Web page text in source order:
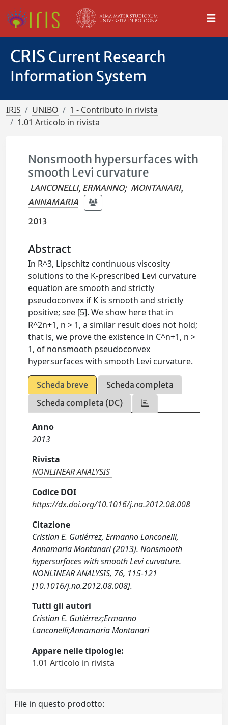
CRIS Current Research
Information System
IRIS UNIBO
1 - Contributo in rivista
1.01 Articolo in rivista
Nonsmooth hypersurfaces with
smooth Levi curvature
LANCONELLI, ERMANNO; MONTANARI,
ANNAMARIA
2013
Abstract
In R^3, Lipschitz continuous viscosity
solutions to the K-prescribed Levi curvature
equation are smooth and strictly
pseudoconvex if K is smooth and strictly
positive; see [5]. We show here that in
R^2n+1, n > 1, a similar result does not hold;
that is, we prove the existence in C^n+1, n >
1, of nonsmooth pseudoconvex
hypersurfaces with smooth Levi curvature.
Scheda breve
Scheda completa
Scheda completa (DC)
Anno
2013
Rivista
NONLINEAR ANALYSIS
Codice DOI
https://dx.doi.org/10.1016/j.na.2012.08.008
Citazione
Cristian E. Gutiérrez, Ermanno Lanconelli,
Annamaria Montanari (2013). Nonsmooth
hypersurfaces with smooth Levi curvature.
NONLINEAR ANALYSIS, 76, 115-121
[10.1016/j.na.2012.08.008].
Tutti gli autori
Cristian E. Gutiérrez;Ermanno
Lanconelli;Annamaria Montanari
Appare nelle tipologie:
1.01 Articolo in rivista
File in questo prodotto: